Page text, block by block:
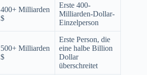
400+ Milliarden
$
Erste 400-
Milliarden-Dollar-
Einzelperson
500+ Milliarden
$
Erste Person, die
eine halbe Billion
Dollar
überschreitet